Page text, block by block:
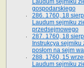
Laudum sejmiku
gospodarskiego
286. 1760, 18
Laudum sejmiku
przedsejmowego
287. 1760, 18
Instrukcya sejmiku
posłom na sejm
288. 1760, 15
Laudum sejmiku